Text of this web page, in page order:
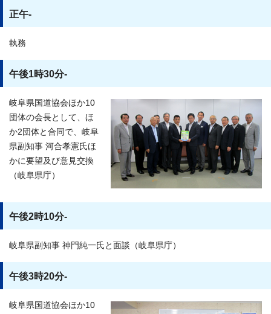
正午-
執務
午後1時30分-
岐阜県国道協会ほか10
団体の会長として、ほ
か2団体と合同で、岐阜
県副知事 河合孝憲氏ほ
かに要望及び意見交換
（岐阜県庁）
午後2時10分-
岐阜県副知事 神門純一氏と面談（岐阜県庁）
午後3時20分-
岐阜県国道協会ほか10